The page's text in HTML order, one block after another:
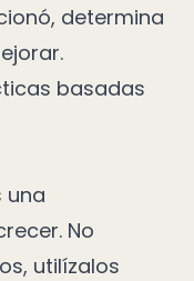
determina
basadas
una
No
utilízalos